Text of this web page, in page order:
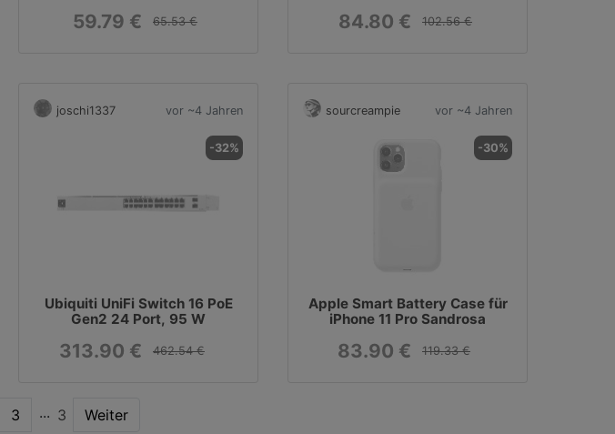
59.79 € 65.53 € 84.80 € 102.56 €
joschi1337 vor ~4 Jahren
-32%
Ubiquiti UniFi Switch 16 PoE
Gen2 24 Port, 95 W
313.90 € 462.54 €
sourcreampie vor ~4 Jahren
-30%
Apple Smart Battery Case für
iPhone 11 Pro Sandrosa
83.90 € 119.33 €
3 3 Weiter